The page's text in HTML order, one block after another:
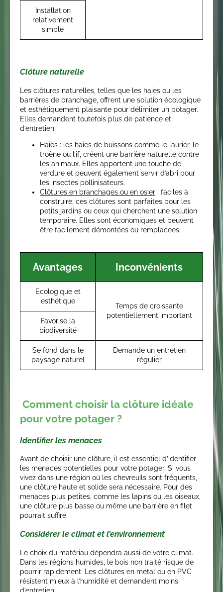
Installation
relativement
simple
Clôture naturelle
Les clôtures naturelles, telles que les haies ou les
barrières de branchage, offrent une solution écologique
et esthétiquement plaisante pour délimiter un potager.
Elles demandent toutefois plus de patience et
d’entretien.
Haies : les haies de buissons comme le laurier, le
troène ou l’if, créent une barrière naturelle contre
les animaux. Elles apportent une touche de
verdure et peuvent également servir d’abri pour
les insectes pollinisateurs.
Clôtures en branchages ou en osier : faciles à
construire, ces clôtures sont parfaites pour les
petits jardins ou ceux qui cherchent une solution
temporaire. Elles sont économiques et peuvent
être facilement démontées ou remplacées.
Avantages Inconvénients
Ecologique et
esthétique
Temps de croissante
potentiellement important
Favorise la
biodiversité
Se fond dans le
paysage naturel
Demande un entretien
régulier
Comment choisir la clôture idéale
pour votre potager ?
Identifier les menaces
Avant de choisir une clôture, il est essentiel d’identifier
les menaces potentielles pour votre potager. Si vous
vivez dans une région où les chevreuils sont fréquents,
une clôture haute et solide sera nécessaire. Pour des
menaces plus petites, comme les lapins ou les oiseaux,
une clôture plus basse ou même une barrière en filet
pourrait suffire.
Considérer le climat et l’environnement
Le choix du matériau dépendra aussi de votre climat.
Dans les régions humides, le bois non traité risque de
pourrir rapidement. Les clôtures en métal ou en PVC
résistent mieux à l’humidité et demandent moins